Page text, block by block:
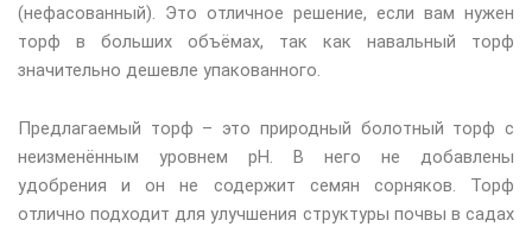
(нефасованный). Это отличное решение, если вам нужен
торф в больших объёмах, так как навальный торф
значительно дешевле упакованного.
Предлагаемый торф – это природный болотный торф с
неизменённым уровнем pH. В него не добавлены
удобрения и он не содержит семян сорняков. Торф
отлично подходит для улучшения структуры почвы в садах